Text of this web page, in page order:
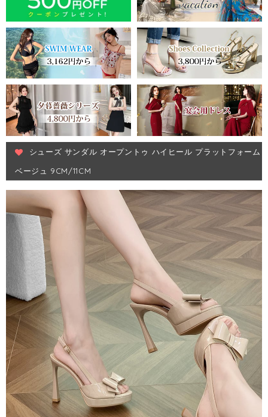
シューズ サンダル オープントゥ ハイヒール プラットフォーム
ベージュ 9CM/11CM